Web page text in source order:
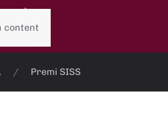
content
Premi SISS